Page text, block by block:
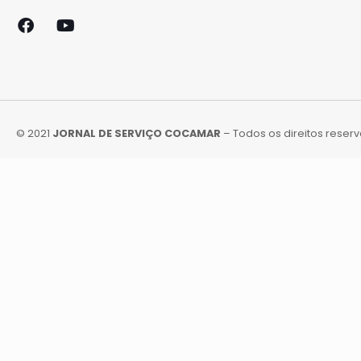
© 2021 JORNAL DE SERVIÇO COCAMAR – Todos os direitos